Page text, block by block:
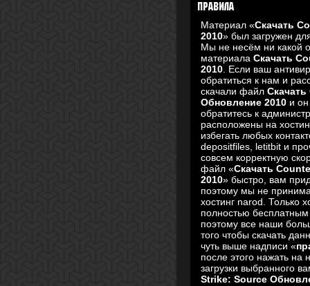
Правила
Материал «Скачать
2010» был загружен
Мы не несём ни какой
материала Скачать
2010. Если ваш
обратиться к нам и
скачали файл
Обновление 2010и он
обратитесь к
расположены на
избегать любых
depositfiles, letitbit и
совсем корректную
файл «Скачать
2010» быстро, вам
поэтому мы не
хостинг narod. Только
полностью
поэтому все наши
того чтобы скачать
чуть выше надписи «
после этого нажать на
загрузки выбранного
Strike: Source